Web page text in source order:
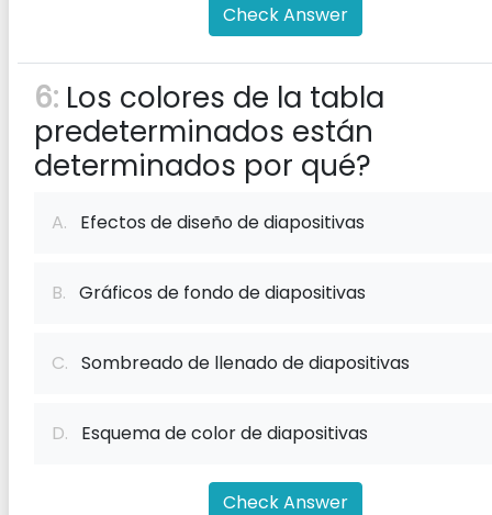
Check Answer
6: Los colores de la tabla
predeterminados están
determinados por qué?
A. Efectos de diseño de diapositivas
B. Gráficos de fondo de diapositivas
C. Sombreado de llenado de diapositivas
D. Esquema de color de diapositivas
Check Answer